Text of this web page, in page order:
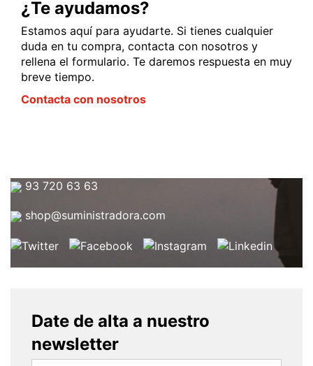
¿Te ayudamos?
Estamos aquí para ayudarte. Si tienes cualquier
duda en tu compra, contacta con nosotros y
rellena el formulario. Te daremos respuesta en muy
breve tiempo.
Contacta con nosotros
93 720 63 63
shop@suministradora.com
Date de alta a nuestro
newsletter